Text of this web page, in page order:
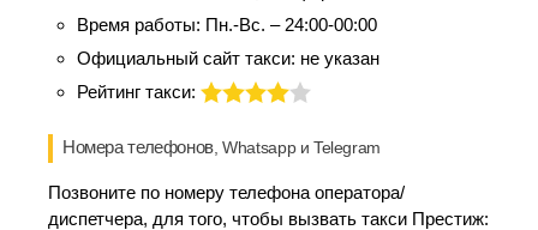
Время работы: Пн.-Вс. – 24:00-00:00
Официальный сайт такси: не указан
Рейтинг такси:
Номера телефонов, Whatsapp и Telegram
Позвоните по номеру телефона оператора/
диспетчера, для того, чтобы вызвать такси Престиж: